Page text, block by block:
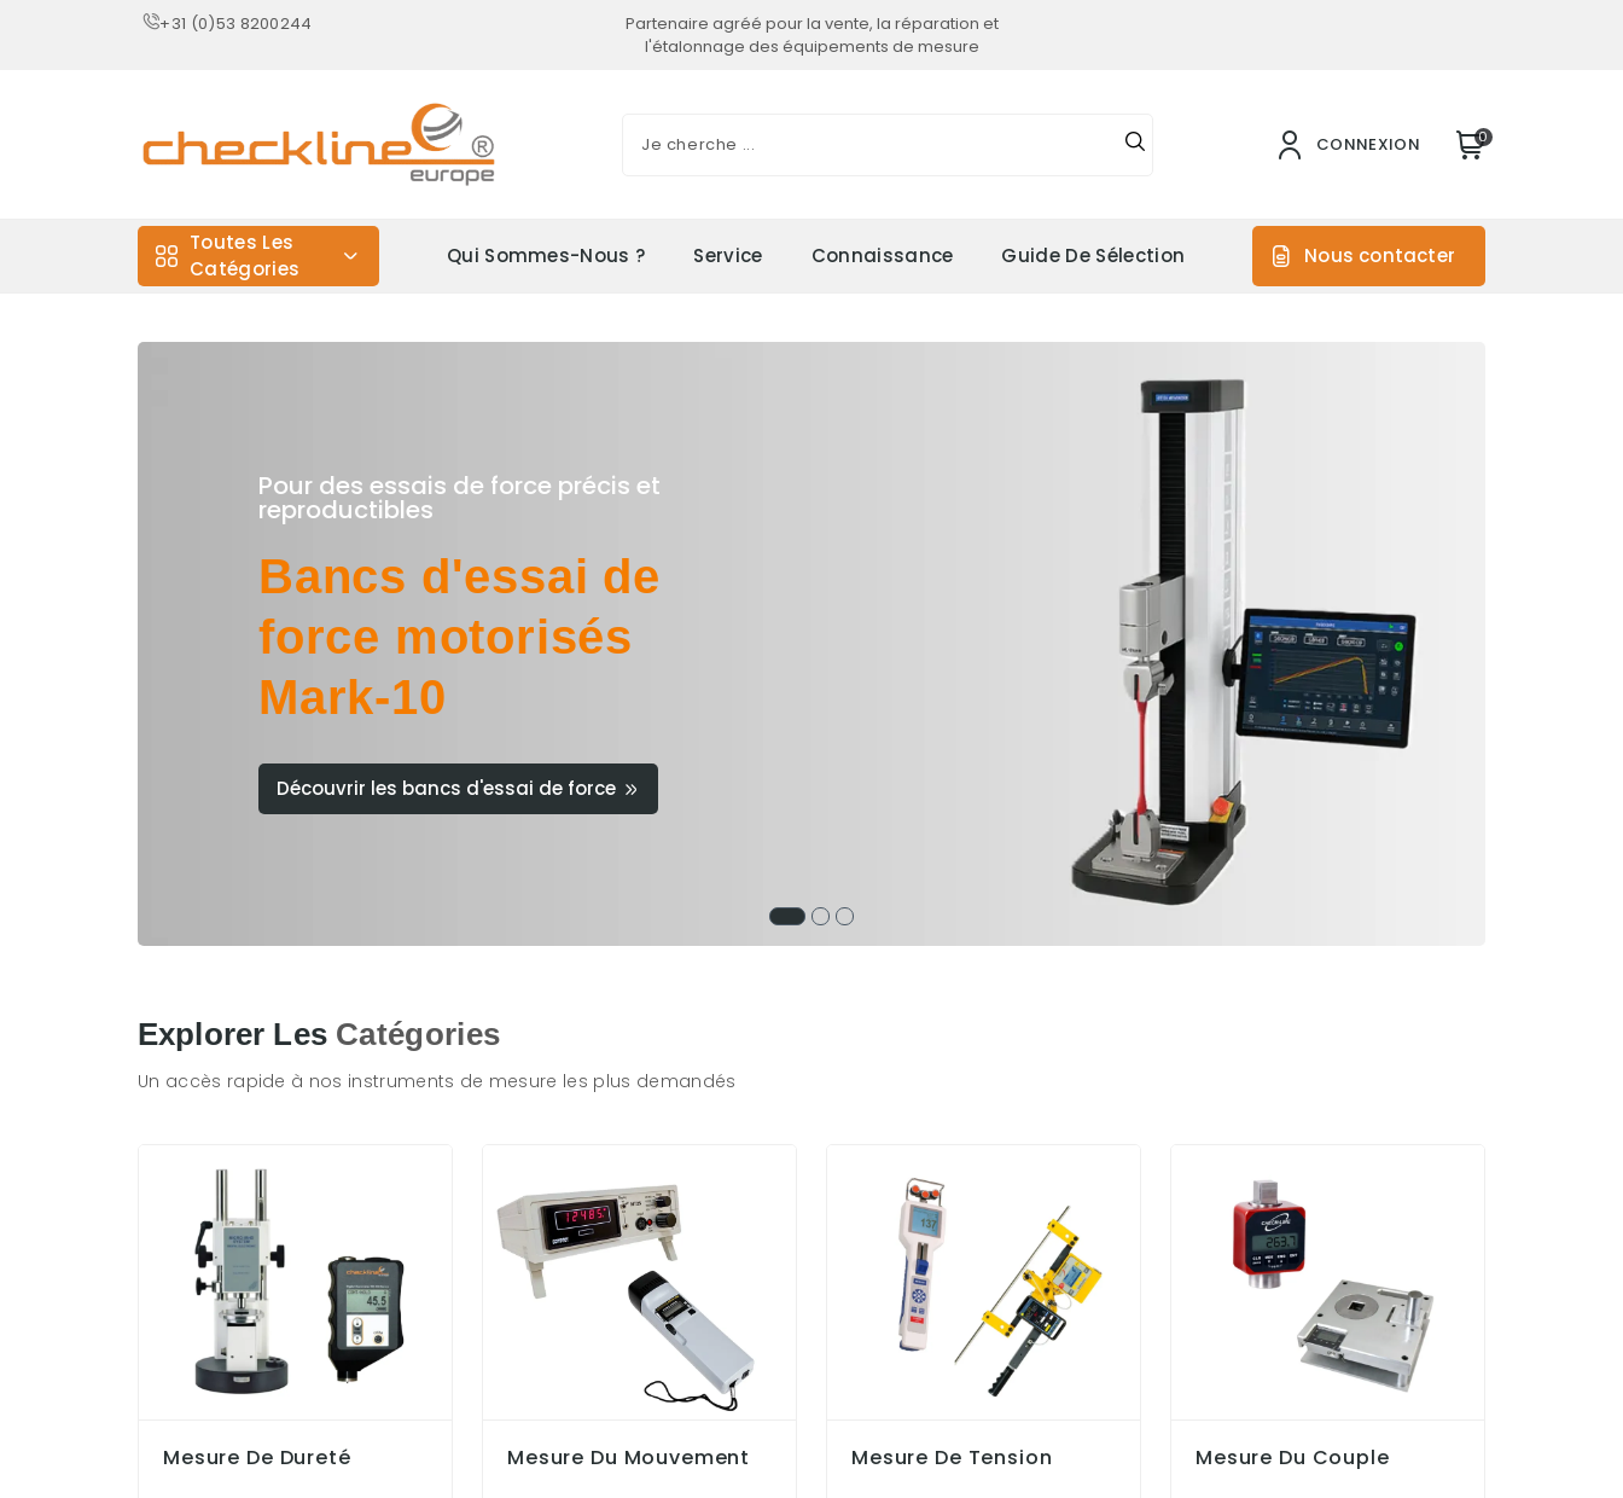
+31 (0)53 8200244
Partenaire agréé pour la vente, la réparation et
l'étalonnage des équipements de mesure
CONNEXION 0
Toutes Les
Catégories
Qui Sommes-Nous ? Service Connaissance Guide De Sélection Nous contacter
Pour des essais de force précis et
reproductibles
Bancs d'essai de
force motorisés
Mark-10
Découvrir les bancs d'essai de force
Explorer Les Catégories
Un accès rapide à nos instruments de mesure les plus demandés
Mesure De Dureté Mesure Du Mouvement Mesure De Tension Mesure Du Couple